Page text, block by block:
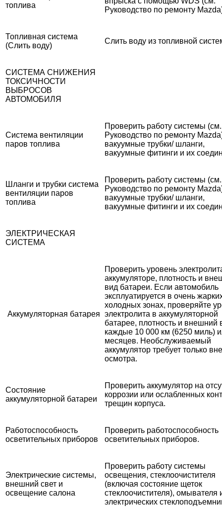
топлива
Руководство по ремонту
Топливная система
(Слить воду)
Слить воду из топливной
СИСТЕМА СНИЖЕНИЯ
ТОКСИЧНОСТИ
ВЫБРОСОВ
АВТОМОБИЛЯ
Система вентиляции
паров топлива
Проверить работу системы (см.
Руководство по ремонту
вакуумные трубки/ шланги,
вакуумные фитинги и их
Шланги и трубки система
вентиляции паров
топлива
Проверить работу системы (см.
Руководство по ремонту
вакуумные трубки/ шланги,
вакуумные фитинги и их
ЭЛЕКТРИЧЕСКАЯ
СИСТЕМА
Аккумуляторная батарея
Проверить уровень
аккумуляторе, плотность и
вид батареи. Если автомобиль
эксплуатируется в очень
холодных зонах, проверяйте
электролита в аккумуляторной
батарее, плотность и внешний
каждые 10 000 км (6250 миль)
месяцев. Необслуживаемый
аккумулятор требует только
осмотра.
Состояние
аккумуляторной батареи
Проверить аккумулятор на
коррозии или ослабленных
трещин корпуса.
Работоспособность
осветительных приборов
Проверить работоспособность
осветительных приборов.
Электрические системы,
внешний свет и
освещение салона
Проверить работу системы
освещения, стеклоочистителя
(включая состояние щеток
стеклоочистителя), омывателя
электрических